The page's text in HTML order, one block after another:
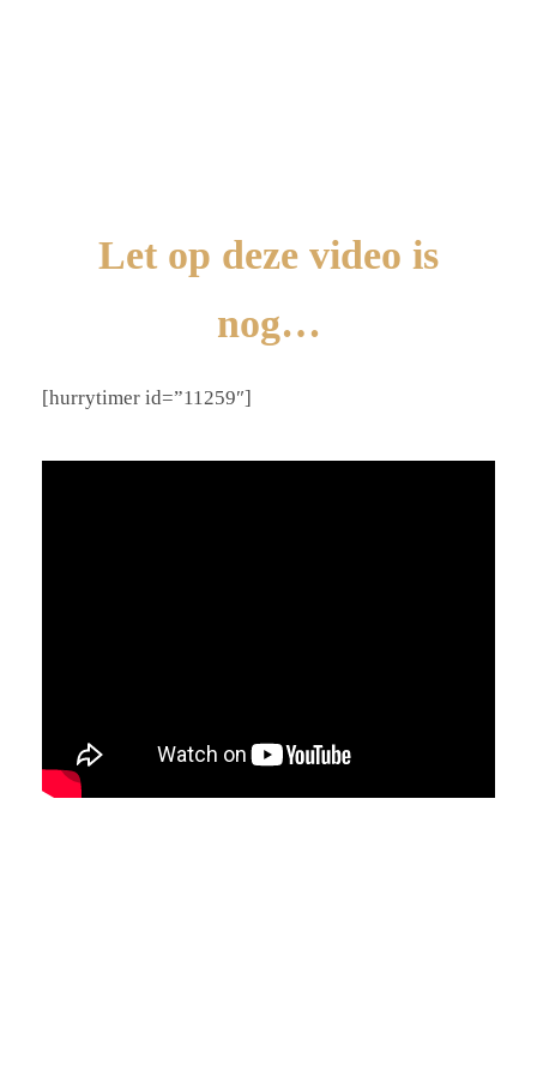
Let op deze video is
nog…
[hurrytimer id=”11259″]